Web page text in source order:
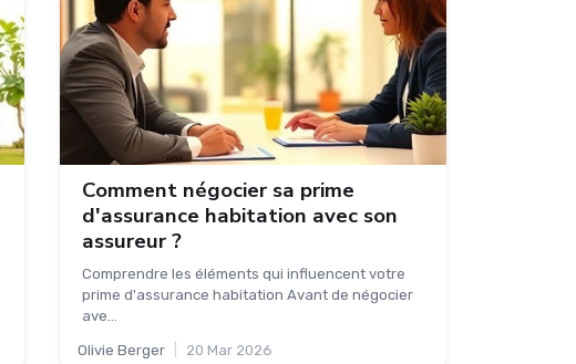
Comment négocier sa prime
d'assurance habitation avec son
assureur ?
Comprendre les éléments qui influencent votre
prime d'assurance habitation Avant de négocier
ave...
Olivie Berger 20 Mar 2026